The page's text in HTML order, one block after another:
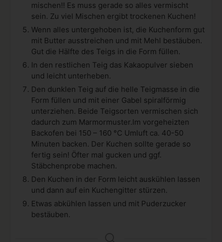
mischen!! Es muss gerade so alles vermischt
sein. Zu viel Mischen ergibt trockenen Kuchen!
Wenn alles untergehoben ist, die Kuchenform gut
mit Butter ausstreichen und mit Mehl bestäuben.
Gut die Hälfte des Teigs in die Form füllen.
In den restlichen Teig das Kakaopulver sieben
und leicht unterheben.
Den dunklen Teig auf die helle Teigmasse in die
Form füllen und mit einer Gabel spiralförmig
unterziehen. Beide Teigsorten vermischen sich
dadurch zum Marmormuster.Im vorgeheizten
Backofen bei 150 – 160 °C Umluft ca. 40-50
Minuten backen. Der Kuchen sollte gerade so
fertig sein! Öfter mal gucken und ggf.
Stäbchenprobe machen.
Den Kuchen in der Form leicht auskühlen lassen
und dann auf ein Kuchengitter stürzen.
Etwas abkühlen lassen und mit Puderzucker
bestäuben.